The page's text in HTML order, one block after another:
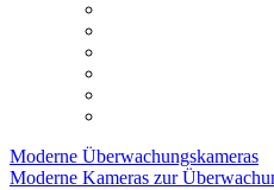
Moderne Überwachungskameras
Moderne Kameras zur